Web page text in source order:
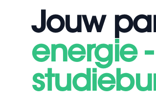
Jouw
energie